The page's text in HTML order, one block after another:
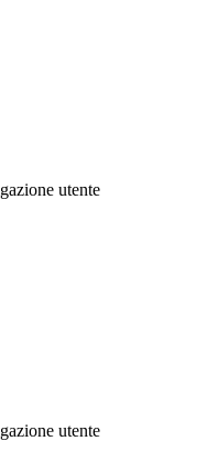
utente
utente